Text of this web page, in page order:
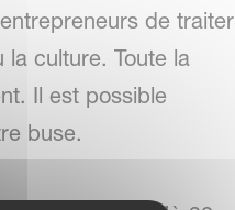
de traiter
culture. Toute la
Il est possible
buse.